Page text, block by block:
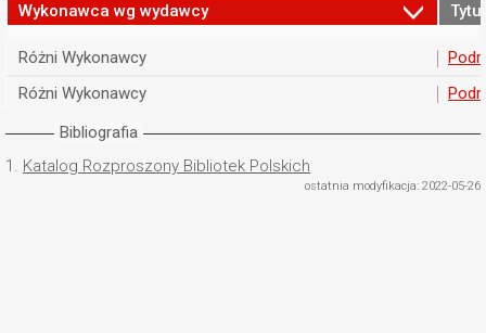
Wykonawca wg wydawcy
Tytuł
Różni Wykonawcy
Różni Wykonawcy
Bibliografia
1. Katalog Rozproszony Bibliotek Polskich
ostatnia modyfikacja: 2022-05-26